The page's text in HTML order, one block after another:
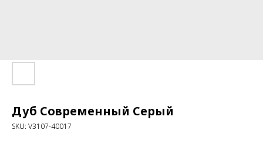
Дуб Современный Серый
SKU: V3107-40017